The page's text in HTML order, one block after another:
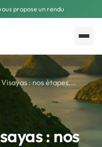
propose un rendu
Polarsteps
: nos étapes...
: nos